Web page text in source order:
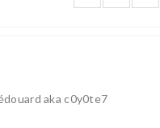
aka c0y0te7